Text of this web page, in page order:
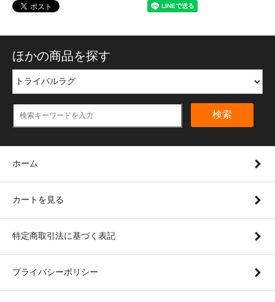
ほかの商品を探す
検索
ホーム
カートを見る
特定商取引法に基づく表記
プライバシーポリシー